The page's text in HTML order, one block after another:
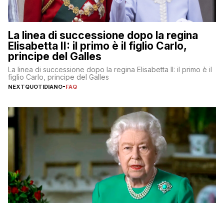
La linea di successione dopo la regina
Elisabetta II: il primo è il figlio Carlo,
principe del Galles
La linea di successione dopo la regina Elisabetta II: il primo è il
figlio Carlo, principe del Galles
NEXTQUOTIDIANO-FAQ